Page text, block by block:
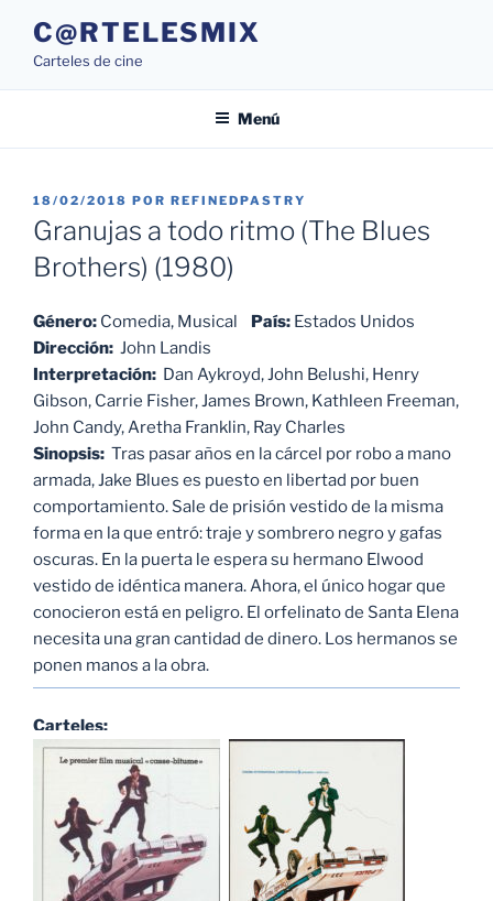
contenido
C@RTELESMIX
Carteles de cine
Menú
PUBLICADO
EL
18/02/2018 POR REFINEDPASTRY
Granujas a todo ritmo (The Blues
Brothers) (1980)
Género: Comedia, Musical País: Estados Unidos
Dirección: John Landis
Interpretación: Dan Aykroyd, John Belushi, Henry
Gibson, Carrie Fisher, James Brown, Kathleen Freeman,
John Candy, Aretha Franklin, Ray Charles
Sinopsis: Tras pasar años en la cárcel por robo a mano
armada, Jake Blues es puesto en libertad por buen
comportamiento. Sale de prisión vestido de la misma
forma en la que entró: traje y sombrero negro y gafas
oscuras. En la puerta le espera su hermano Elwood
vestido de idéntica manera. Ahora, el único hogar que
conocieron está en peligro. El orfelinato de Santa Elena
necesita una gran cantidad de dinero. Los hermanos se
ponen manos a la obra.
Carteles: